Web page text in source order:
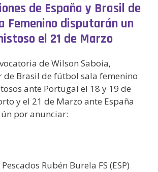
de España y Brasil de
Femenino disputarán un
el 21 de Marzo
de Wilson Saboia,
de Brasil de fútbol sala femenino
ante Portugal el 18 y 19 de
y el 21 de Marzo ante España
por anunciar:
Rubén Burela FS (ESP)